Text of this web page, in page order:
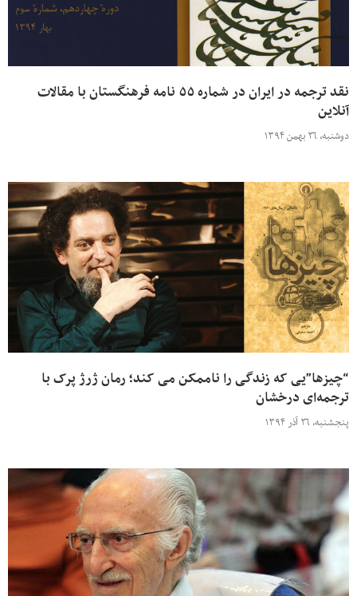
نقد ترجمه در ایران در شماره ۵۵ نامه فرهنگستان با مقالات
آنلاین
دوشنبه، ۲۶ بهمن ۱۳۹۴
“چیزها”یی که زندگی را ناممکن می کند؛ رمان ژرژ پرک با
ترجمه‌ای درخشان
پنجشنبه، ۲۶ آذر ۱۳۹۴